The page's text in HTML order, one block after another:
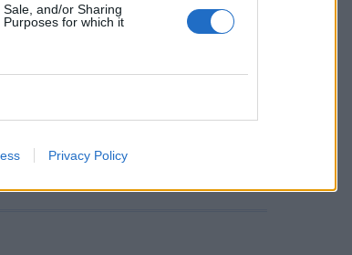
and/or Sharing
for which it
Privacy Policy
οι επιθέσεις
μειωθεί στις δύο από τις τρεις